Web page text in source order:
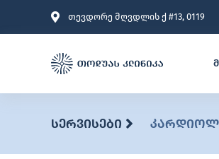
თევდორე მღვდლის ქ #13, 0119
სერვისები